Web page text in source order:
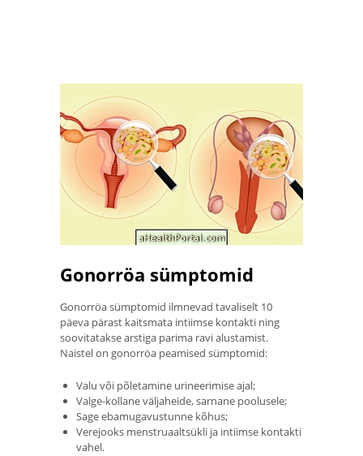
Gonorröa sümptomid
Gonorröa sümptomid ilmnevad tavaliselt 10
päeva pärast kaitsmata intiimse kontakti ning
soovitatakse arstiga parima ravi alustamist.
Naistel on gonorröa peamised sümptomid:
Valu või põletamine urineerimise ajal;
Valge-kollane väljaheide, sarnane poolusele;
Sage ebamugavustunne kõhus;
Verejooks menstruaaltsükli ja intiimse kontakti
vahel.